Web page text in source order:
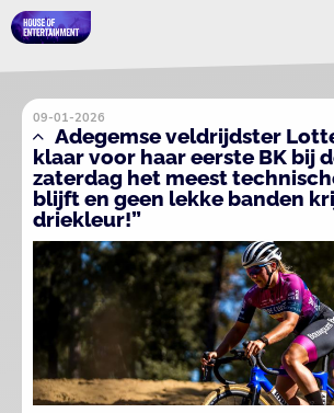
09-01-2026
Adegemse veldrijdster
klaar voor haar eerste BK bij
zaterdag het meest
blijft en geen lekke banden
driekleur!”